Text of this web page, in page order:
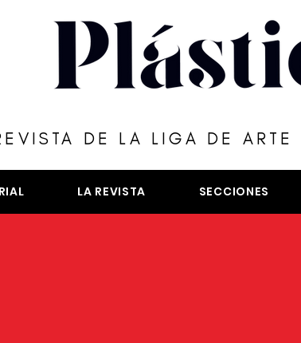
DE LA LIGA DE ARTE
LA REVISTA SECCIONES